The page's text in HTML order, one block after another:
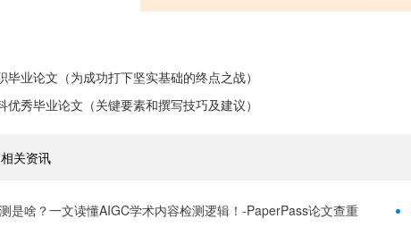
毕业论文（为成功打下坚实基础的终点之战）
优秀毕业论文（关键要素和撰写技巧及建议）
关资讯
是啥？一文读懂AIGC学术内容检测逻辑！-PaperPass论文查重